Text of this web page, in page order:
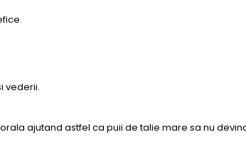
vederii.
ajutand astfel ca puii de talie mare sa nu